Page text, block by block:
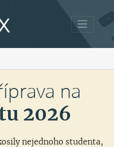
na
2026
nejednoho studenta,